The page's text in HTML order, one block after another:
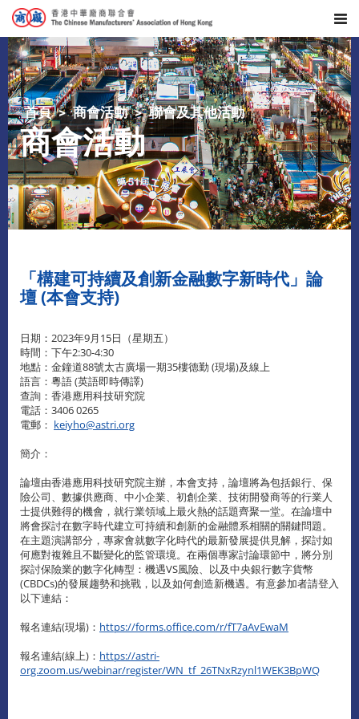
首頁 商會活動 聯會及其他活動
商會活動
「構建可持續及創新金融數字新時代」論
壇 (本會支持)
日期：2023年9月15日（星期五）
時間：下午2:30-4:30
地點：金鐘道88號太古廣場一期35樓德勤 (現場)及線上
語言：粵語 (英語即時傳譯)
查詢：香港應用科技研究院
電話：3406 0265
電郵： keiyho@astri.org
簡介：
論壇由香港應用科技研究院主辦，本會支持，論壇將為包括銀行、保
險公司、數據供應商、中小企業、初創企業、技術開發商等的行業人
士提供難得的機會，就行業領域上最火熱的話題齊聚一堂。在論壇中
將會探討在數字時代建立可持續和創新的金融體系相關的關鍵問題。
在主題演講部分，專家會就數字化時代的最新發展提供見解，探討如
何應對複雜且不斷變化的監管環境。在兩個專家討論環節中，將分別
探討保險業的數字化轉型：機遇VS風險、以及中央銀行數字貨幣
(CBDCs)的發展趨勢和挑戰，以及如何創造新機遇。有意參加者請登入
以下連結：
報名連結(現場)： https://forms.office.com/r/fT7aAvEwaM
報名連結(線上)： https://astri-
org.zoom.us/webinar/register/WN_tf_26TNxRzynl1WEK3BpWQ